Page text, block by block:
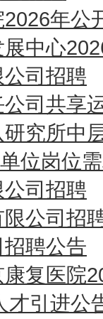
年公
中心
司招聘
司共享
究所中
位岗位
司招聘
公司招
聘公告
复医院
才引进公